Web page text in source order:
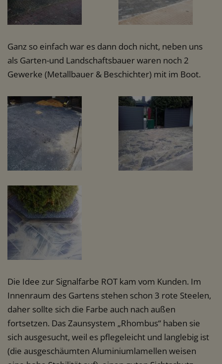
Ganz so einfach war es dann doch nicht, neben uns
als Garten-und Landschaftsbauer waren noch 2
Gewerke (Metallbauer & Beschichter) mit im Boot.
Die Idee zur Signalfarbe ROT kam vom Kunden. Im
Innenraum des Gartens stehen schon 3 rote Steelen,
daher sollte sich die Farbe auch nach außen
fortsetzen. Das Zaunsystem „Rhombus“ haben sie
sich ausgesucht, weil es pflegeleicht und langlebig ist
(die ausgeschäumten Aluminiumlamellen weisen